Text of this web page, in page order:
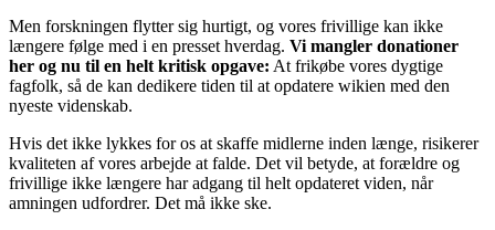
Men forskningen flytter sig hurtigt, og vores frivillige kan ikke
længere følge med i en presset hverdag. Vi mangler donationer
her og nu til en helt kritisk opgave: At frikøbe vores dygtige
fagfolk, så de kan dedikere tiden til at opdatere wikien med den
nyeste videnskab.
Hvis det ikke lykkes for os at skaffe midlerne inden længe, risikerer
kvaliteten af vores arbejde at falde. Det vil betyde, at forældre og
frivillige ikke længere har adgang til helt opdateret viden, når
amningen udfordrer. Det må ikke ske.